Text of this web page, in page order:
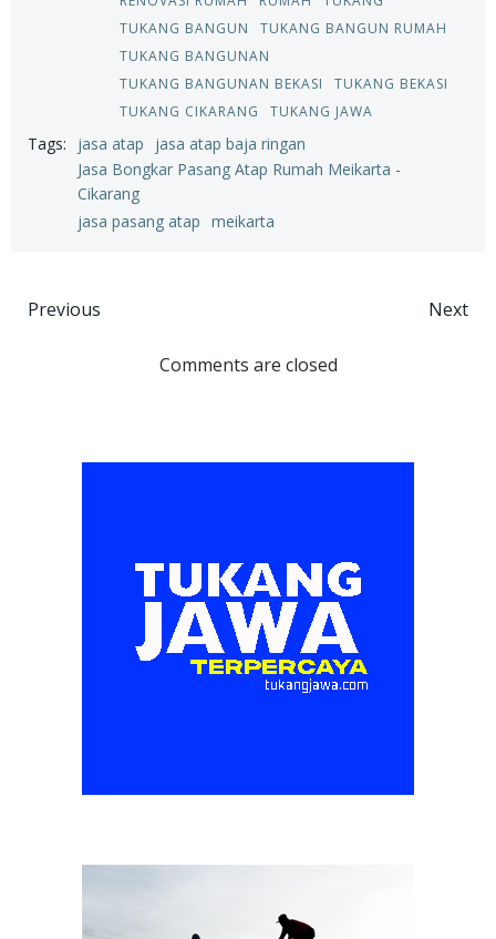
TUKANG BANGUN
TUKANG BANGUN RUMAH
TUKANG BANGUNAN
TUKANG BANGUNAN BEKASI
TUKANG BEKASI
TUKANG CIKARANG
TUKANG JAWA
Tags: jasa atap
jasa atap baja ringan
Jasa Bongkar Pasang Atap Rumah Meikarta -
Cikarang
jasa pasang atap meikarta
Post
navigation
Previous
navigation
Next
Comments are closed